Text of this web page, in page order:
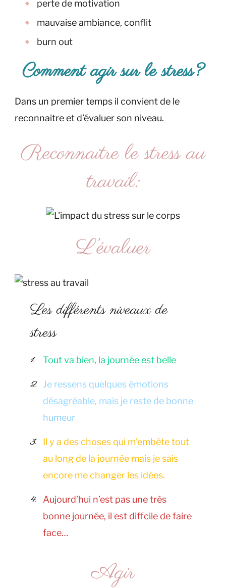
perte de motivation
mauvaise ambiance, conflit
burn out
Comment agir sur le stress?
Dans un premier temps il convient de le
reconnaitre et d’évaluer son niveau.
Reconnaitre le stress au
travail:
L’évaluer
Les différents niveaux de
stress
Tout va bien, la journée est belle
Je ressens quelques émotions
désagréable, mais je reste de bonne
humeur
Il y a des choses qui m’embête tout
au long de la journée mais je sais
encore me changer les idées.
Aujourd’hui n’est pas une très
bonne journée, il est diffcile de faire
face…
Agir